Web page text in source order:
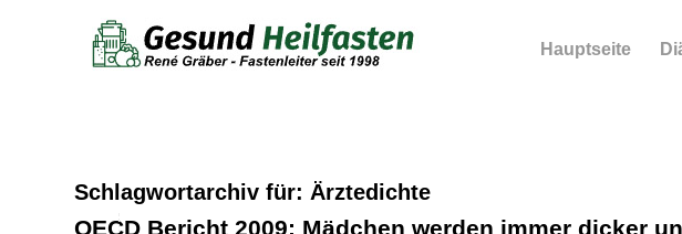
Hauptseite
Schlagwortarchiv für: Ärztedichte
OECD Bericht 2009: Mädchen werden immer dicker